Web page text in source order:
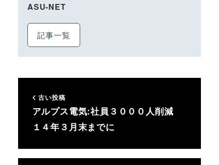
ASU-NET
記事一覧
古い投稿
アルプス電気:社員３０００人削減
１４年３月末までに